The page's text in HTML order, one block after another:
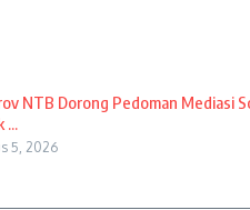
NTB Dorong Pedoman Mediasi
...
5, 2026